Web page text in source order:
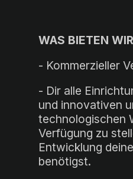
WAS BIETEN
- Kommerzieller
- Dir alle
und innovativen
technologischen
Verfügung zu
Entwicklung
benötigst.